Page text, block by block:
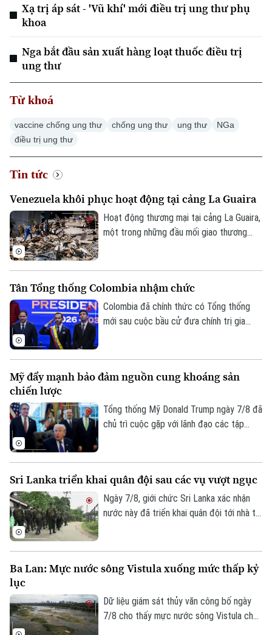
Thời sự
Hà Nội
Hà Nội
Xạ trị áp sát - 'Vũ khí' mới điều trị ung thư phụ
khoa
Nga bắt đầu sản xuất hàng loạt thuốc điều trị
ung thư
Từ khoá
vaccine chống ung thư chống ung thư ung thư
NGa
điều trị ung thư
Tin tức
Venezuela khôi phục hoạt động tại cảng La Guaira
Hoạt động thương mại tại cảng La Guaira,
một trong những đầu mối giao thương
Đào Nha đã được ghi nhận đang dỡ hàng
tại cảng này hôm 7/8.
Tân Tổng thống Colombia nhậm chức
Colombia đã chính thức có Tổng thống
mới sau cuộc bầu cử đưa chính trị gia
được siết chặt, đánh dấu một dấu mốc
này.
Mỹ đẩy mạnh bảo đảm nguồn cung khoáng sản
chiến lược
Tổng thống Mỹ Donald Trump ngày 7/8 đã
chủ trì cuộc gặp với lãnh đạo các tập
phục vụ quốc phòng và giảm phụ thuộc
vào chuỗi cung ứng từ Trung Quốc.
Sri Lanka triển khai quân đội sau các vụ vượt ngục
Ngày 7/8, giới chức Sri Lanka xác nhận
nước này đã triển khai quân đội tới nhà tù
thương.
Ba Lan: Mực nước sông Vistula xuống mức thấp kỷ
lục
Dữ liệu giám sát thủy văn công bố ngày
7/8 cho thấy mực nước sông Vistula chảy